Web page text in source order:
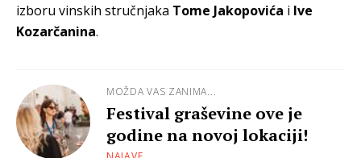
izboru vinskih stručnjaka Tome Jakopovića i Ive
Kozarčanina.
MOŽDA VAS ZANIMA...
Festival graševine ove je
godine na novoj lokaciji!